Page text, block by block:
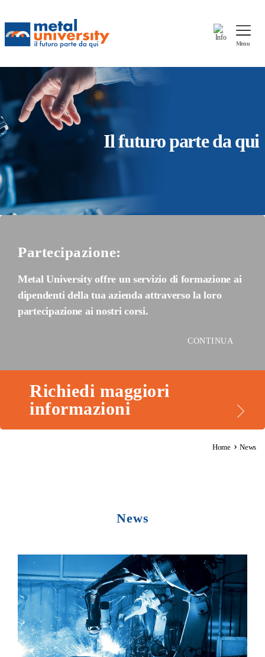
Info
Menu
Il futuro parte da qui
Partecipazione:
Metal University offre un servizio di formazione ai
dipendenti della tua azienda attraverso la loro
partecipazione ai nostri corsi.
CONTINUA
Richiedi maggiori
informazioni
Home›News
News